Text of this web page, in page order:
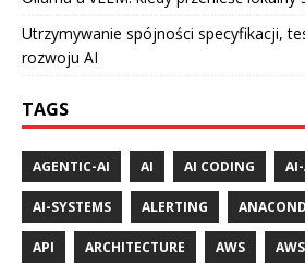
Utrzymywanie spójności specyfikacji,
rozwoju AI
TAGS
AGENTIC-AI AI AI CODING
AI-SYSTEMS ALERTING
API ARCHITECTURE AWS